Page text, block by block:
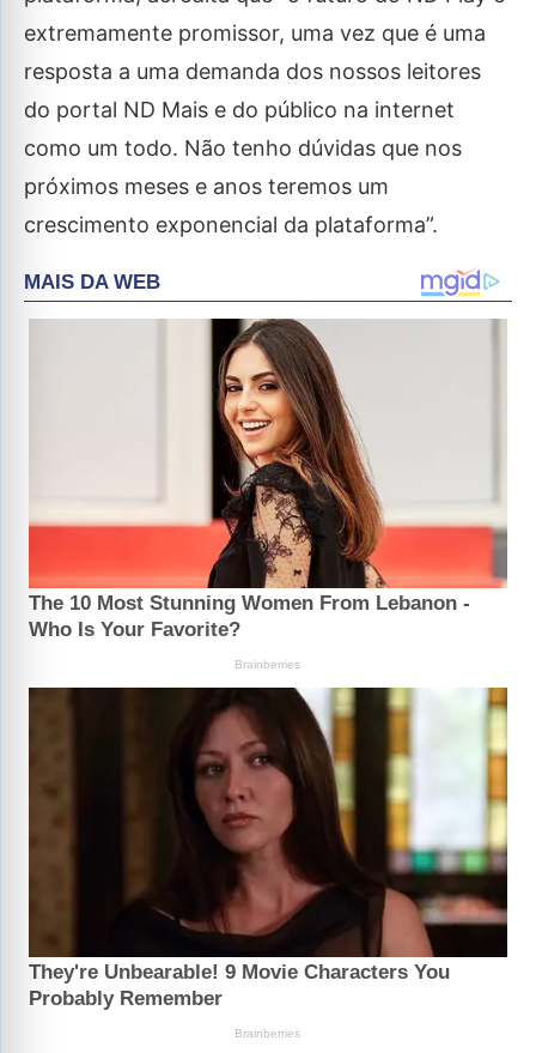
extremamente promissor, uma vez que é uma
resposta a uma demanda dos nossos leitores
do portal ND Mais e do público na internet
como um todo. Não tenho dúvidas que nos
próximos meses e anos teremos um
crescimento exponencial da plataforma”.